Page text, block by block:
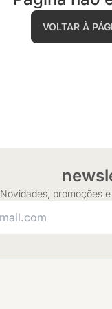
VOLTAR À
Novidades, promoções